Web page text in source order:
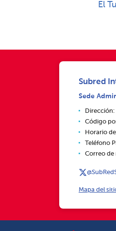
El
Subred
Sede
Dirección:
Código
Horario
Teléfono
Correo de
Mapa del